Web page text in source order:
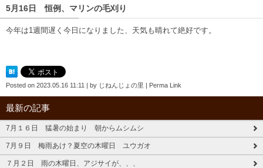
5月16日 恒例、マリンの毛刈り
今年は1週間遅く今日になりました、天気も晴れて絶好です。
Posted on 2023.05.16 11:11 | by じねんじょの里 | Perma Link
最新の記事
7月１６日 猛暑の始まり 朝からムシムシ
7月９日 梅雨あけ？夏空の木曜日 ユウガオ
７月２日 雨の木曜日、アジサイが、、、